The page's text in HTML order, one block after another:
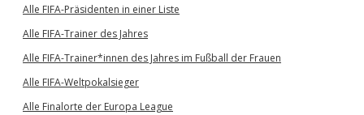
Alle FIFA-Präsidenten in einer Liste
Alle FIFA-Trainer des Jahres
Alle FIFA-Trainer*innen des Jahres im Fußball der Frauen
Alle FIFA-Weltpokalsieger
Alle Finalorte der Europa League